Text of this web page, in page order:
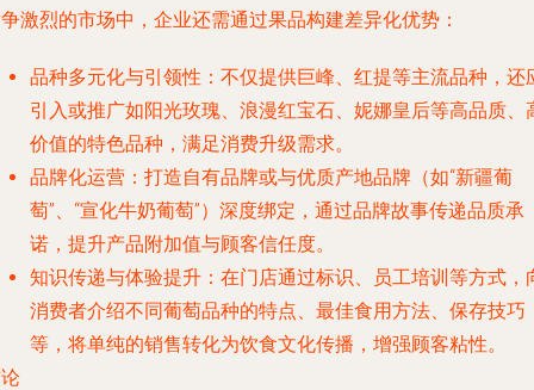
激烈的市场中，企业还需通过果品构建差异化优势：
品种多元化与引领性 ：不仅提供巨峰、红提等主流品种，还
引入或推广如阳光玫瑰、浪漫红宝石、妮娜皇后等高品质、
价值的特色品种，满足消费升级需求。
品牌化运营 ：打造自有品牌或与优质产地品牌（如“新疆葡
萄”、“宣化牛奶葡萄”）深度绑定，通过品牌故事传递品质承
诺，提升产品附加值与顾客信任度。
知识传递与体验提升 ：在门店通过标识、员工培训等方式，
消费者介绍不同葡萄品种的特点、最佳食用方法、保存技巧
等，将单纯的销售转化为饮食文化传播，增强顾客粘性。